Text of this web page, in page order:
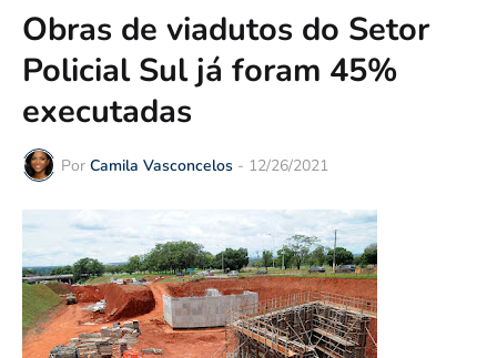
Obras de viadutos do Setor
Policial Sul já foram 45%
executadas
Por Camila Vasconcelos - 12/26/2021